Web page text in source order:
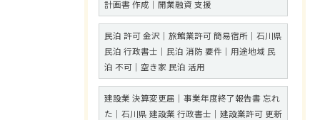
計画書 作成｜開業融資 支援
民泊 許可 金沢｜旅館業許可 簡易宿所｜石川県
民泊 行政書士｜民泊 消防 要件｜用途地域 民
泊 不可｜空き家 民泊 活用
建設業 決算変更届｜事業年度終了報告書 忘れ
た｜石川県 建設業 行政書士｜建設業許可 更新